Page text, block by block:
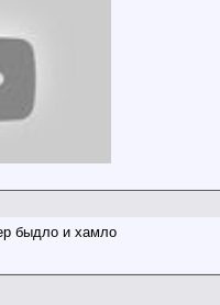
быдло и хамло